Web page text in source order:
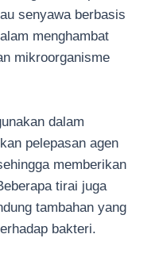
senyawa berbasis
menghambat
mikroorganisme
dalam
pelepasan agen
memberikan
tirai juga
tambahan yang
bakteri.